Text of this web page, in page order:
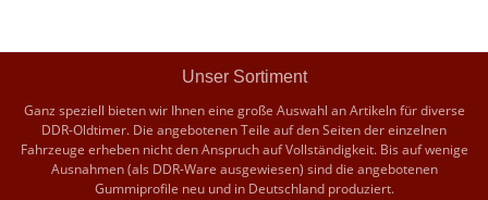
Unser Sortiment
Ganz speziell bieten wir Ihnen eine große Auswahl an Artikeln für diverse
DDR-Oldtimer. Die angebotenen Teile auf den Seiten der einzelnen
Fahrzeuge erheben nicht den Anspruch auf Vollständigkeit. Bis auf wenige
Ausnahmen (als DDR-Ware ausgewiesen) sind die angebotenen
Gummiprofile neu und in Deutschland produziert.